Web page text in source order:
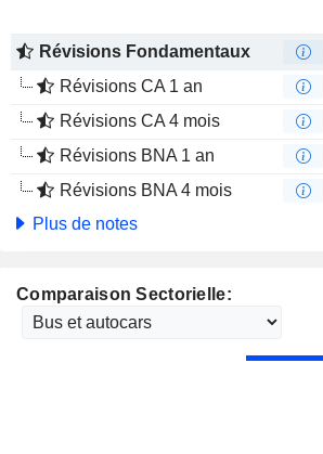
Révisions Fondamentaux
Révisions CA 1 an
Révisions CA 4 mois
Révisions BNA 1 an
Révisions BNA 4 mois
Plus de notes
Comparaison Sectorielle: